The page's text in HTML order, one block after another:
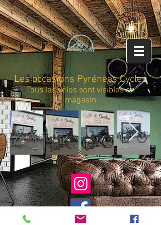
Les occasions Pyrénées Cycles
Tous les vélos sont visibles en
magasin